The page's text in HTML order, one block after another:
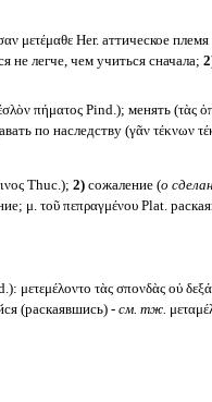
μετέμαθε Her. аттическое
не легче, чем учиться сначала;
πήματος Pind.); менять (τὰς
по наследству (γᾶν τέκνων
Thuc.); 2)сожаление (о
μ. τοῦ πεπραγμένου Plat.
μετεμέλοντο τὰς σπονδὰς οὐ
(раскаявшись) - см. тж.